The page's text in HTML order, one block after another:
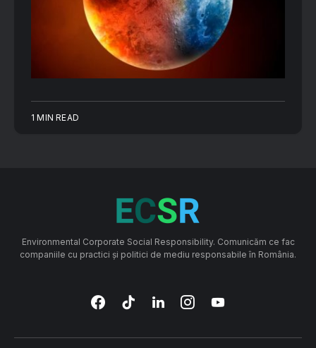
1 MIN READ
Environmental Corporate Social Responsibility. Comunicăm ce fac
companiile cu practici și politici de mediu responsabile în România.